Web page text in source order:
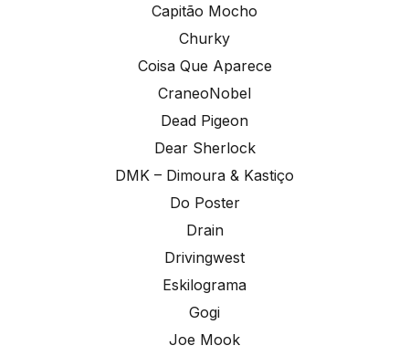
Capitão Mocho
Churky
Coisa Que Aparece
CraneoNobel
Dead Pigeon
Dear Sherlock
DMK – Dimoura & Kastiço
Do Poster
Drain
Drivingwest
Eskilograma
Gogi
Joe Mook